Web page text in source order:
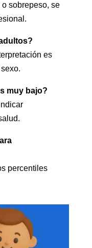
sobrepeso, se
es
muy bajo?
percentiles